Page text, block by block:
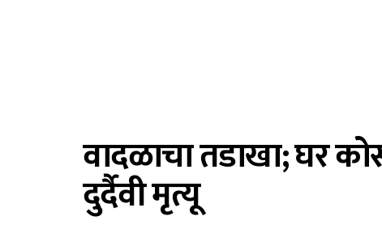
वादळाचा तडाखा; घर
दुर्दैवी मृत्यू